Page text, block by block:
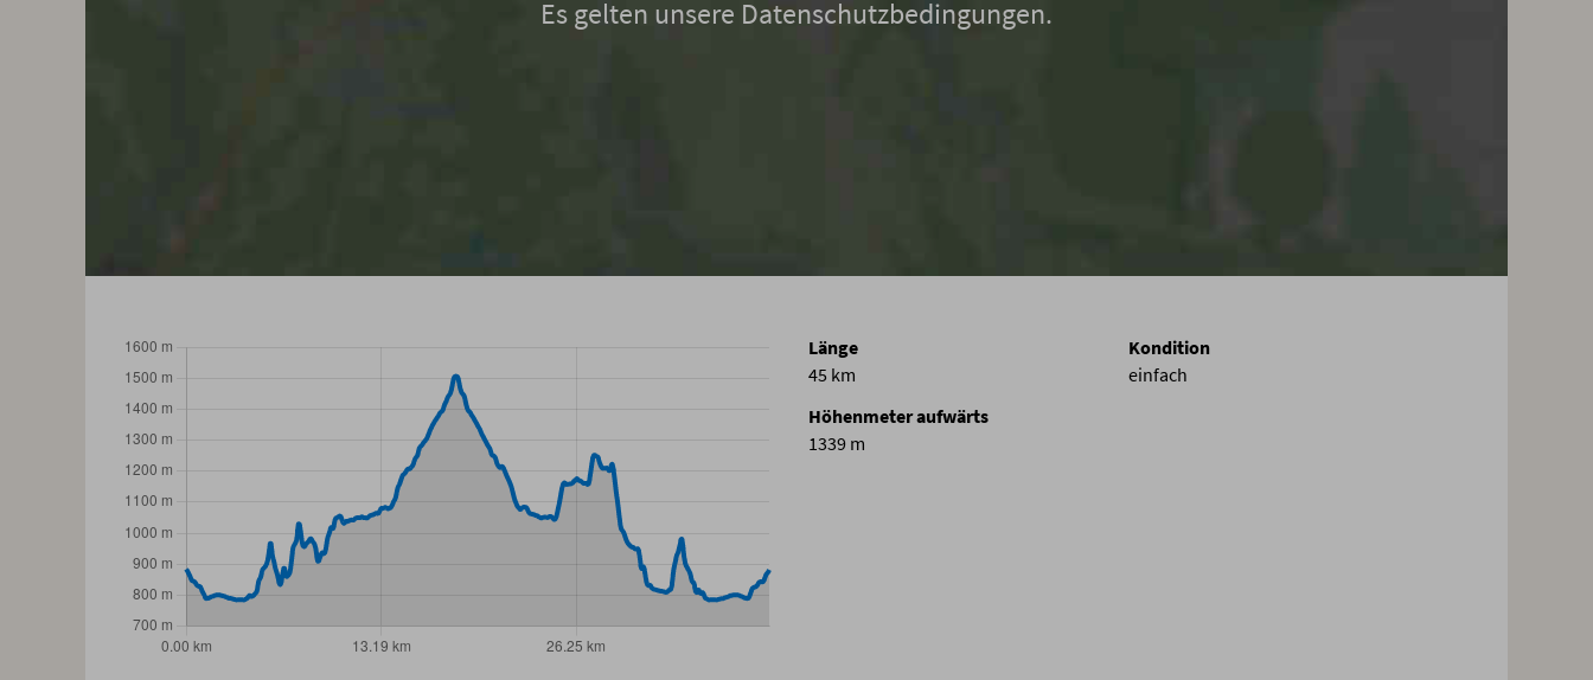
Es gelten unsere Datenschutzbedingungen.
Länge
45 km
Höhenmeter aufwärts
1339 m
Kondition
einfach